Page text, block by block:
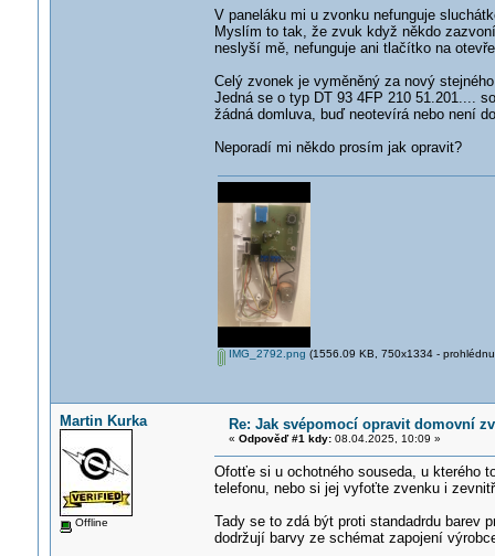
V paneláku mi u zvonku nefunguje
Myslím to tak, že zvuk když někdo
neslyší mě, nefunguje ani tlačítko na
Celý zvonek je vyměněný za nový
Jedná se o typ DT 93 4FP 210 51.201....
žádná domluva, buď neotevírá nebo není
Neporadí mi někdo prosím jak opravit?
IMG_2792.png (1556.09 KB, 750x1334 -
Martin Kurka
Offline
Re: Jak svépomocí opravit domovní
« Odpověď #1 kdy:08.04.2025, 10:09 »
Ofotťe si u ochotného souseda, u kterého
telefonu, nebo si jej vyfoťte zvenku i
Tady se to zdá být proti standadrdu barev
dodržují barvy ze schémat zapojení